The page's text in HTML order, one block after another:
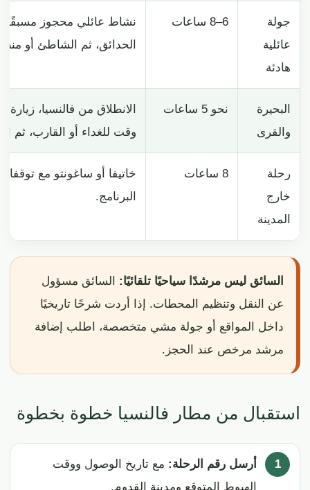
جولة
عائلية
هادئة
6–8 ساعات
نشاط عائلي محجوز مسبقًا،
الحدائق، ثم الشاطئ أو
البحيرة
والقرى
نحو 5 ساعات
الانطلاق من فالنسيا، زيارة
وقت للغداء أو القارب، ثم
رحلة
خارج
المدينة
8 ساعات
خاتيفا أو ساغونتو مع
البرنامج.
السائق ليس مرشدًا سياحيًا تلقائيًا: السائق مسؤول
عن النقل وتنظيم المحطات. إذا أردت شرحًا تاريخيًا
داخل المواقع أو جولة مشي متخصصة، اطلب إضافة
مرشد مرخص عند الحجز.
استقبال من مطار فالنسيا خطوة بخطوة
أرسل رقم الرحلة: مع تاريخ الوصول ووقت
الهبوط المتوقع ومدينة القدوم.